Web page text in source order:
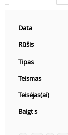
Data
Rūšis
Tipas
Teismas
Teisėjas(ai)
Baigtis